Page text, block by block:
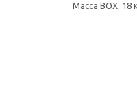
Масса BOX: 18